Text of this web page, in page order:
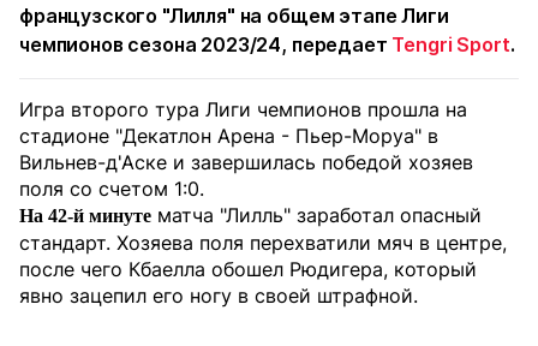
французского "Лилля" на общем этапе Лиги
чемпионов сезона 2023/24, передает Tengri Sport.
Игра второго тура Лиги чемпионов прошла на
стадионе "Декатлон Арена - Пьер-Моруа" в
Вильнев-д'Аске и завершилась победой хозяев
поля со счетом 1:0.
На 42-й минуте матча "Лилль" заработал опасный
стандарт. Хозяева поля перехватили мяч в центре,
после чего Кбаелла обошел Рюдигера, который
явно зацепил его ногу в своей штрафной.